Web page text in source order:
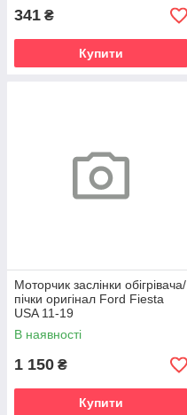
341 ₴
Купити
Моторчик заслінки обігрівача/
пічки оригінал Ford Fiesta
USA 11-19
В наявності
1 150 ₴
Купити